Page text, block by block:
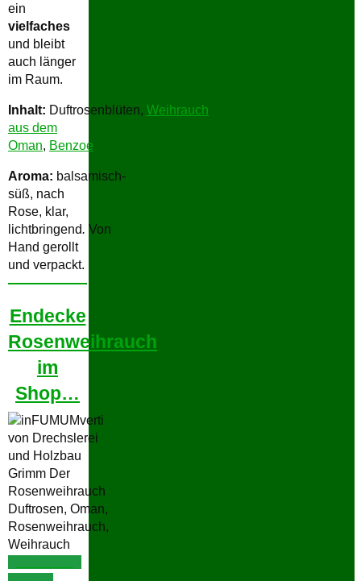
ein
vielfaches
und bleibt
auch länger
im Raum.
Inhalt: Duftrosenblüten,Weihrauch
aus dem
Oman, Benzoe
Aroma: balsamisch-
süß, nach
Rose, klar,
lichtbringend.Von
Hand gerollt
und verpackt.
Endecke
Rosenweihrauch
im
Shop…